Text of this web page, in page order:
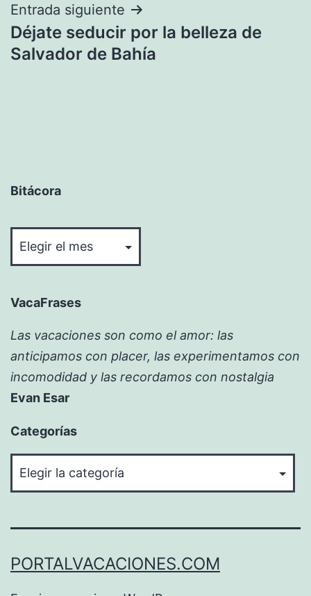
Entrada siguiente
Déjate seducir por la belleza de
Salvador de Bahía
Bitácora
VacaFrases
Las vacaciones son como el amor: las
anticipamos con placer, las experimentamos con
incomodidad y las recordamos con nostalgia
Evan Esar
Categorías
PORTALVACACIONES.COM